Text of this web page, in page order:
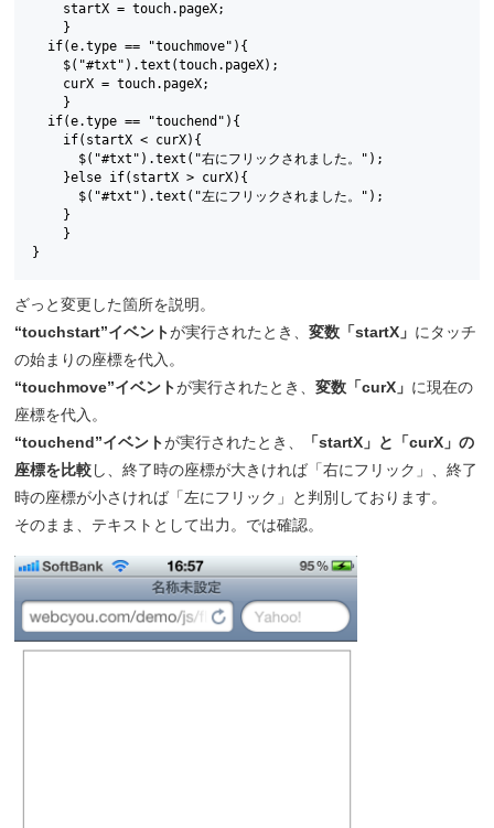
    startX = touch.pageX;
    }
  if(e.type == "touchmove"){
    $("#txt").text(touch.pageX);
    curX = touch.pageX;
    }
  if(e.type == "touchend"){
    if(startX < curX){
      $("#txt").text("右にフリックされました。");
    }else if(startX > curX){
      $("#txt").text("左にフリックされました。");
    }
    }
}
ざっと変更した箇所を説明。
“touchstart”イベントが実行されたとき、 変数「startX」 にタッチ
の始まりの座標を代入。
“touchmove”イベントが実行されたとき、 変数「curX」 に現在の
座標を代入。
“touchend”イベントが実行されたとき、
「startX」と「curX」の
座標を比較し、終了時の座標が大きければ「右にフリック」、終了
時の座標が小さければ「左にフリック」と判別しております。
そのまま、テキストとして出力。では確認。